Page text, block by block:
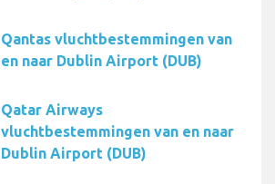
Qantas vluchtbestemmingen van
en naar Dublin Airport (DUB)
Qatar Airways
vluchtbestemmingen van en naar
Dublin Airport (DUB)